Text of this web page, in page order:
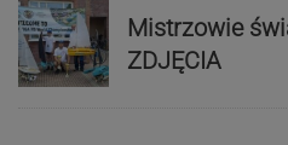
Mistrzowie
ZDJĘCIA